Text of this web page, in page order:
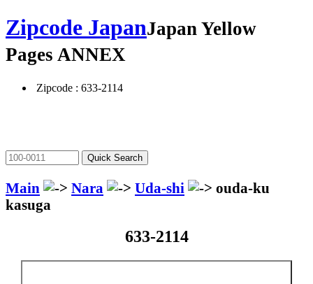
Zipcode JapanJapan Yellow
Pages ANNEX
Zipcode : 633-2114
Main Nara Uda-shi
ouda-ku
kasuga
633-2114